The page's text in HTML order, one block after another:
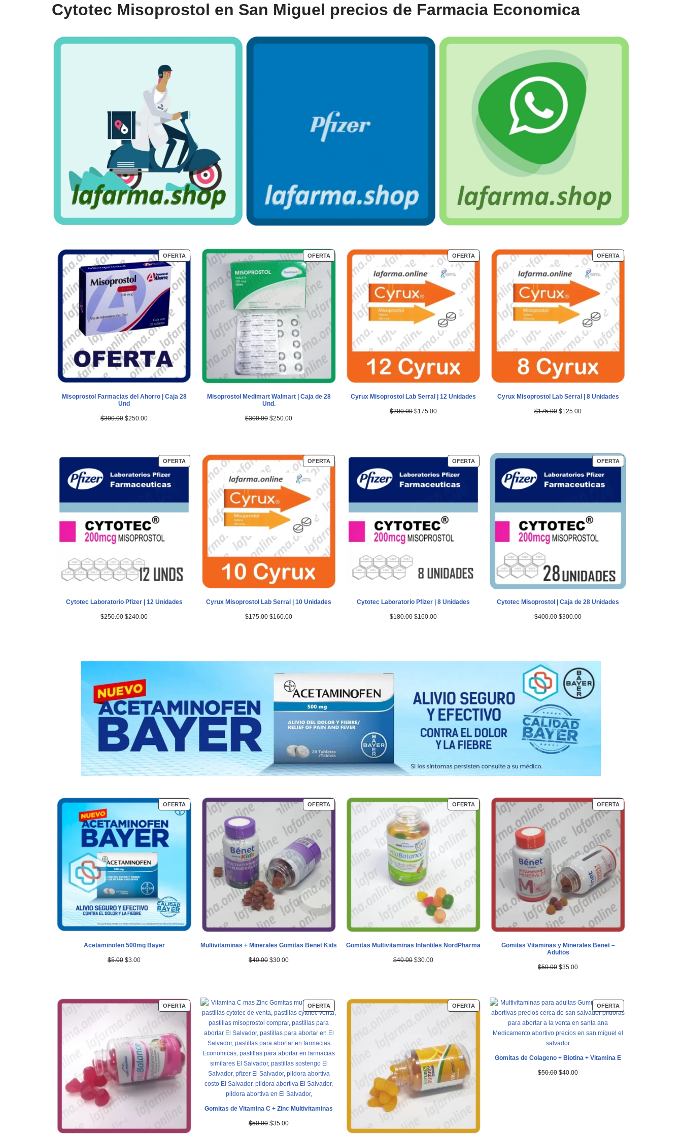
Cytotec Misoprostol en San Miguel precios de Farmacia Economica
OFERTA
Misoprostol Farmacias del Ahorro | Caja 28
Und
$300.00 $250.00
OFERTA
Misoprostol Medimart Walmart | Caja de 28
Und.
$300.00 $250.00
OFERTA
Cyrux Misoprostol Lab Serral | 12 Unidades
$200.00 $175.00
OFERTA
Cyrux Misoprostol Lab Serral | 8 Unidades
$175.00 $125.00
OFERTA
Cytotec Laboratorio Pfizer | 12 Unidades
$250.00 $240.00
OFERTA
Cyrux Misoprostol Lab Serral | 10 Unidades
$175.00 $160.00
OFERTA
Cytotec Laboratorio Pfizer | 8 Unidades
$180.00 $160.00
OFERTA
Cytotec Misoprostol | Caja de 28 Unidades
$400.00 $300.00
OFERTA
Acetaminofen 500mg Bayer
$5.00 $3.00
OFERTA
Multivitaminas + Minerales Gomitas Benet Kids
$40.00 $30.00
OFERTA
Gomitas Multivitaminas Infantiles NordPharma
$40.00 $30.00
OFERTA
Gomitas Vitaminas y Minerales Benet –
Adultos
$50.00 $35.00
OFERTA OFERTA
Gomitas de Vitamina C + Zinc Multivitaminas
$50.00 $35.00
OFERTA OFERTA
Gomitas de Colageno + Biotina + Vitamina E
$50.00 $40.00